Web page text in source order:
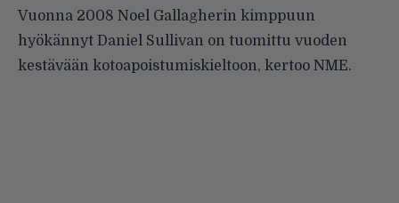
Vuonna 2008 Noel Gallagherin kimppuun
hyökännyt Daniel Sullivan on tuomittu vuoden
kestävään kotoapoistumiskieltoon, kertoo NME.